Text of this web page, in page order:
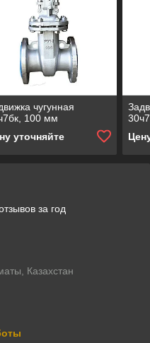
чугунная
100 мм
уточняйте
за год
Казахстан